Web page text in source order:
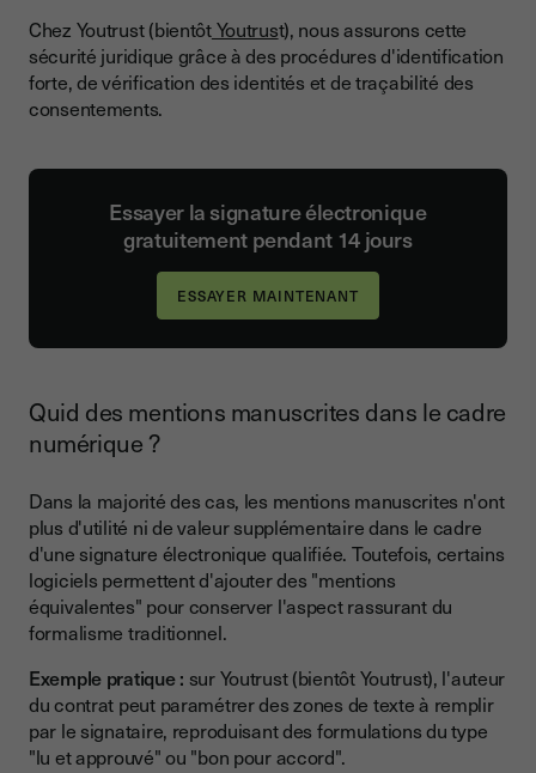
Chez Youtrust (bientôtYoutrust), nous assurons cette
sécurité juridique grâce à des procédures d'identification
forte, de vérification des identités et de traçabilité des
consentements.
Essayer la signature électronique
gratuitement pendant 14 jours
Quid des mentions manuscrites dans le cadre
numérique ?
Dans la majorité des cas, les mentions manuscrites n'ont
plus d'utilité ni de valeur supplémentaire dans le cadre
d'une signature électronique qualifiée. Toutefois, certains
logiciels permettent d'ajouter des "mentions
équivalentes" pour conserver l'aspect rassurant du
formalisme traditionnel.
Exemple pratique : sur Youtrust (bientôt Youtrust), l'auteur
du contrat peut paramétrer des zones de texte à remplir
par le signataire, reproduisant des formulations du type
"lu et approuvé" ou "bon pour accord".